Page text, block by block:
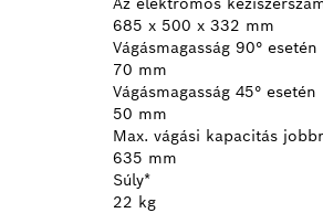
685 x 500 x 332 mm
Vágásmagasság 90° esetén
70 mm
Vágásmagasság 45° esetén
50 mm
Max. vágási kapacitás
635 mm
Súly*
22 kg